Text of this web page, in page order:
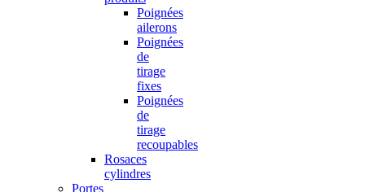
Poignées
ailerons
Poignées
de
tirage
fixes
Poignées
de
tirage
recoupables
Rosaces
cylindres
Portes